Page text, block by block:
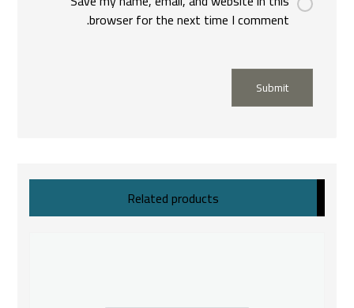
browser for the next time I comment.
Submit
Related products